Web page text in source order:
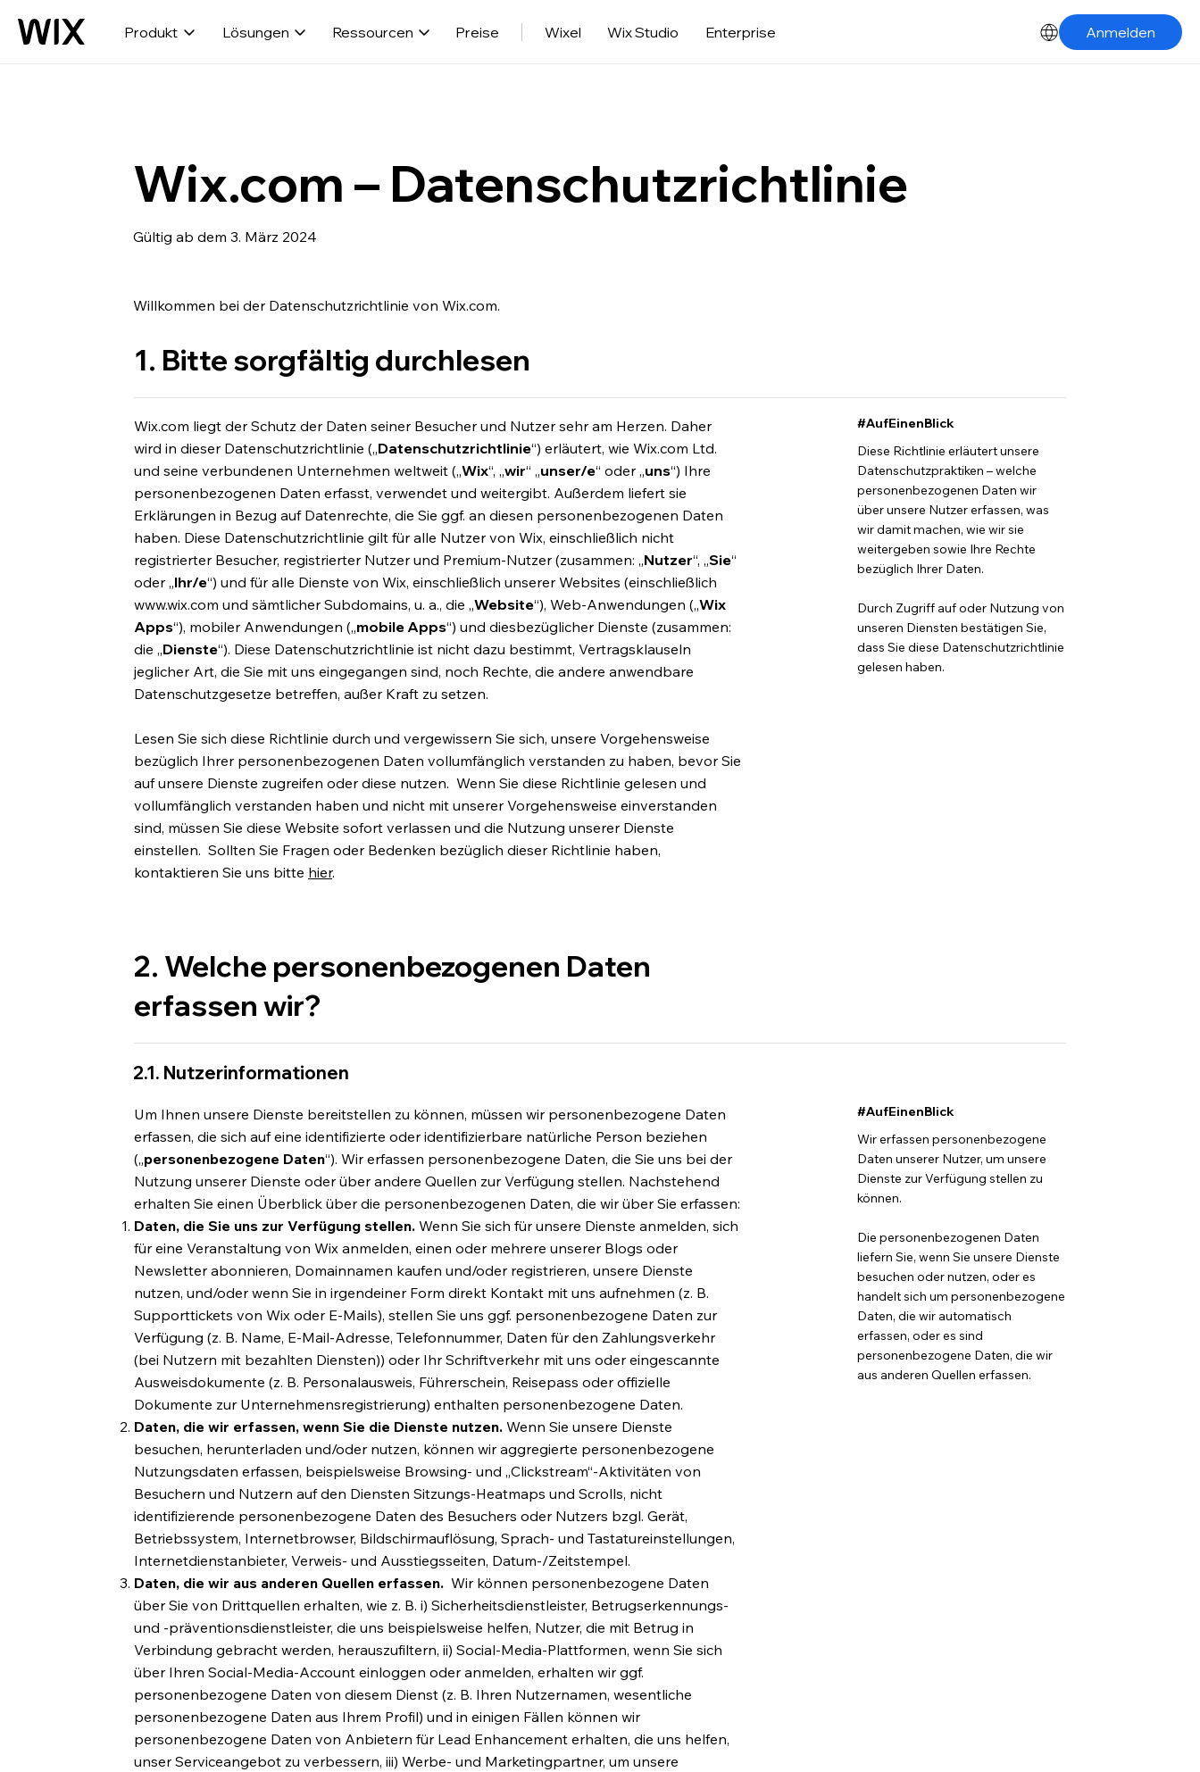
Produkt Lösungen Ressourcen Preise Wixel Wix Studio Enterprise Anmelden
Wix.com – Datenschutzrichtlinie
Gültig ab dem 3. März 2024
Willkommen bei der Datenschutzrichtlinie von Wix.com.
1. Bitte sorgfältig durchlesen
Wix.com liegt der Schutz der Daten seiner Besucher und Nutzer sehr am Herzen. Daher
wird in dieser Datenschutzrichtlinie („Datenschutzrichtlinie“) erläutert, wie Wix.com Ltd.
und seine verbundenen Unternehmen weltweit („Wix“, „wir“ „unser/e“ oder „uns“) Ihre
personenbezogenen Daten erfasst, verwendet und weitergibt. Außerdem liefert sie
Erklärungen in Bezug auf Datenrechte, die Sie ggf. an diesen personenbezogenen Daten
haben. Diese Datenschutzrichtlinie gilt für alle Nutzer von Wix, einschließlich nicht
registrierter Besucher, registrierter Nutzer und Premium-Nutzer (zusammen: „Nutzer“, „Sie“
oder „Ihr/e“) und für alle Dienste von Wix, einschließlich unserer Websites (einschließlich
www.wix.com und sämtlicher Subdomains, u. a., die „Website“), Web-Anwendungen („Wix
Apps“), mobiler Anwendungen („mobile Apps“) und diesbezüglicher Dienste (zusammen:
die „Dienste“). Diese Datenschutzrichtlinie ist nicht dazu bestimmt, Vertragsklauseln
jeglicher Art, die Sie mit uns eingegangen sind, noch Rechte, die andere anwendbare
Datenschutzgesetze betreffen, außer Kraft zu setzen.
Lesen Sie sich diese Richtlinie durch und vergewissern Sie sich, unsere Vorgehensweise
bezüglich Ihrer personenbezogenen Daten vollumfänglich verstanden zu haben, bevor Sie
auf unsere Dienste zugreifen oder diese nutzen. Wenn Sie diese Richtlinie gelesen und
vollumfänglich verstanden haben und nicht mit unserer Vorgehensweise einverstanden
sind, müssen Sie diese Website sofort verlassen und die Nutzung unserer Dienste
einstellen. Sollten Sie Fragen oder Bedenken bezüglich dieser Richtlinie haben,
kontaktieren Sie uns bitte hier.
#AufEinenBlick
Diese Richtlinie erläutert unsere
Datenschutzpraktiken – welche
personenbezogenen Daten wir
über unsere Nutzer erfassen, was
wir damit machen, wie wir sie
weitergeben sowie Ihre Rechte
bezüglich Ihrer Daten.
Durch Zugriff auf oder Nutzung von
unseren Diensten bestätigen Sie,
dass Sie diese Datenschutzrichtlinie
gelesen haben.
2. Welche personenbezogenen Daten
erfassen wir?
2.1. Nutzerinformationen
Um Ihnen unsere Dienste bereitstellen zu können, müssen wir personenbezogene Daten
erfassen, die sich auf eine identifizierte oder identifizierbare natürliche Person beziehen
(„personenbezogene Daten“). Wir erfassen personenbezogene Daten, die Sie uns bei der
Nutzung unserer Dienste oder über andere Quellen zur Verfügung stellen. Nachstehend
erhalten Sie einen Überblick über die personenbezogenen Daten, die wir über Sie erfassen:
Daten, die Sie uns zur Verfügung stellen. Wenn Sie sich für unsere Dienste anmelden, sich
für eine Veranstaltung von Wix anmelden, einen oder mehrere unserer Blogs oder
Newsletter abonnieren, Domainnamen kaufen und/oder registrieren, unsere Dienste
nutzen, und/oder wenn Sie in irgendeiner Form direkt Kontakt mit uns aufnehmen (z. B.
Supporttickets von Wix oder E-Mails), stellen Sie uns ggf. personenbezogene Daten zur
Verfügung (z. B. Name, E-Mail-Adresse, Telefonnummer, Daten für den Zahlungsverkehr
(bei Nutzern mit bezahlten Diensten)) oder Ihr Schriftverkehr mit uns oder eingescannte
Ausweisdokumente (z. B. Personalausweis, Führerschein, Reisepass oder offizielle
Dokumente zur Unternehmensregistrierung) enthalten personenbezogene Daten.
Daten, die wir erfassen, wenn Sie die Dienste nutzen. Wenn Sie unsere Dienste
besuchen, herunterladen und/oder nutzen, können wir aggregierte personenbezogene
Nutzungsdaten erfassen, beispielsweise Browsing- und „Clickstream“-Aktivitäten von
Besuchern und Nutzern auf den Diensten Sitzungs-Heatmaps und Scrolls, nicht
identifizierende personenbezogene Daten des Besuchers oder Nutzers bzgl. Gerät,
Betriebssystem, Internetbrowser, Bildschirmauflösung, Sprach- und Tastatureinstellungen,
Internetdienstanbieter, Verweis- und Ausstiegsseiten, Datum-/Zeitstempel.
Daten, die wir aus anderen Quellen erfassen. Wir können personenbezogene Daten
über Sie von Drittquellen erhalten, wie z. B. i) Sicherheitsdienstleister, Betrugserkennungs-
und -präventionsdienstleister, die uns beispielsweise helfen, Nutzer, die mit Betrug in
Verbindung gebracht werden, herauszufiltern, ii) Social-Media-Plattformen, wenn Sie sich
über Ihren Social-Media-Account einloggen oder anmelden, erhalten wir ggf.
personenbezogene Daten von diesem Dienst (z. B. Ihren Nutzernamen, wesentliche
personenbezogene Daten aus Ihrem Profil) und in einigen Fällen können wir
personenbezogene Daten von Anbietern für Lead Enhancement erhalten, die uns helfen,
unser Serviceangebot zu verbessern, iii) Werbe- und Marketingpartner, um unsere
#AufEinenBlick
Wir erfassen personenbezogene
Daten unserer Nutzer, um unsere
Dienste zur Verfügung stellen zu
können.
Die personenbezogenen Daten
liefern Sie, wenn Sie unsere Dienste
besuchen oder nutzen, oder es
handelt sich um personenbezogene
Daten, die wir automatisch
erfassen, oder es sind
personenbezogene Daten, die wir
aus anderen Quellen erfassen.